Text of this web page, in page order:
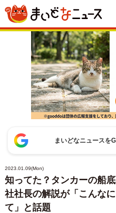
まいどなニュースを
2023.01.09(Mon)
知ってた？タンカーの船
社社長の解説が「こんな
て」と話題